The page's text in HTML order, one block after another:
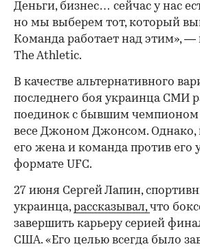
Деньги, бизнес… сейчас у нас
но мы выберем тот, который
Команда работает над этим», —
The Athletic.
В качестве альтернативного
последнего боя украинца СМИ
поединок с бывшим чемпионом
весе Джоном Джонсом. Однако,
его жена и команда против его
формате UFC.
27 июня Сергей Лапин,
украинца,рассказывал,что
завершить карьеру серией
США. «Его целью всегда было